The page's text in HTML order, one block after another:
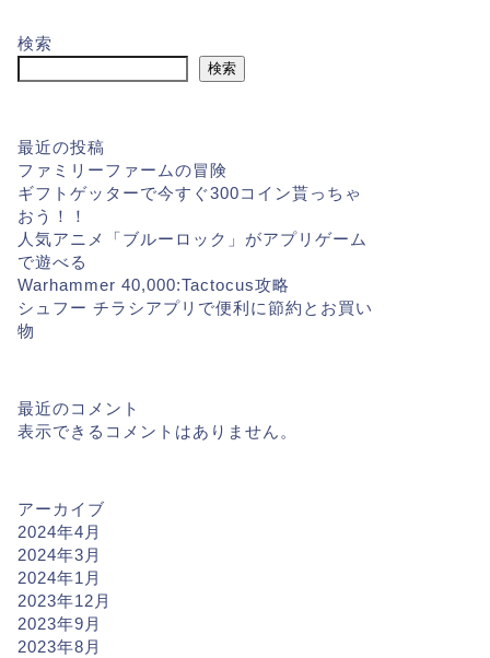
検索
検索
最近の投稿
ファミリーファームの冒険
ギフトゲッターで今すぐ300コイン貰っちゃ
おう！！
人気アニメ「ブルーロック」がアプリゲーム
で遊べる
Warhammer 40,000:Tactocus攻略
シュフー チラシアプリで便利に節約とお買い
物
最近のコメント
表示できるコメントはありません。
アーカイブ
2024年4月
2024年3月
2024年1月
2023年12月
2023年9月
2023年8月